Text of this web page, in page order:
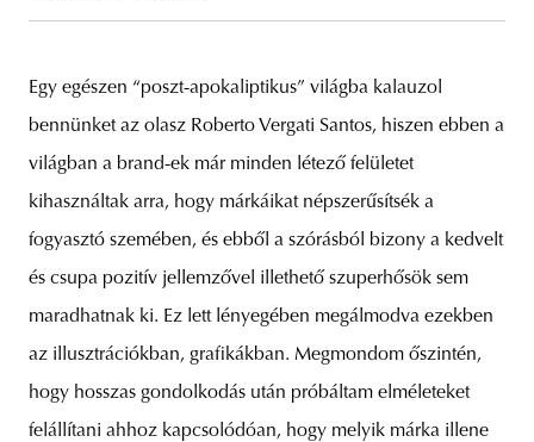
budapest poland branding
Egy egészen “poszt-apokaliptikus” világba kalauzol
bennünket az olasz Roberto Vergati Santos, hiszen ebben a
világban a brand-ek már minden létező felületet
kihasználtak arra, hogy márkáikat népszerűsítsék a
fogyasztó szemében, és ebből a szórásból bizony a kedvelt
és csupa pozitív jellemzővel illethető szuperhősök sem
maradhatnak ki. Ez lett lényegében megálmodva ezekben
az illusztrációkban, grafikákban. Megmondom őszintén,
hogy hosszas gondolkodás után próbáltam elméleteket
felállítani ahhoz kapcsolódóan, hogy melyik márka illene